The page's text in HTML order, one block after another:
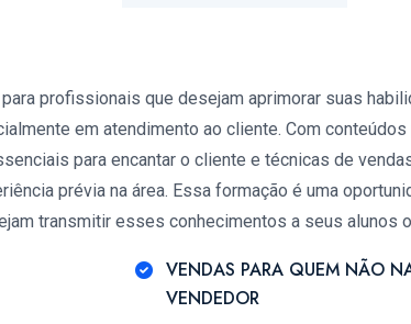
profissionais que desejam aprimorar suas
em atendimento ao cliente. Com
para encantar o cliente e técnicas de
prévia na área. Essa formação é uma
transmitir esses conhecimentos a seus alunos
VENDAS PARA QUEM NÃO
VENDEDOR